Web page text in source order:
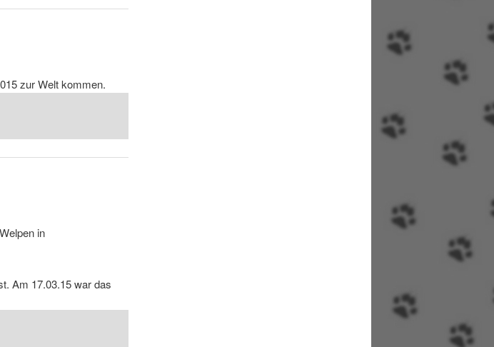
zur Welt kommen.
in
Am 17.03.15 war das